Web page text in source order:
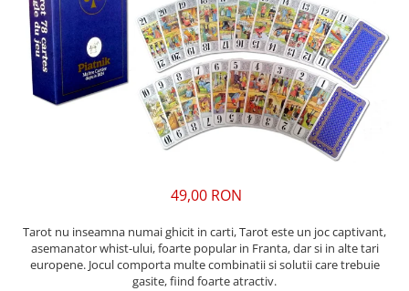
49,00 RON
Tarot nu inseamna numai ghicit in carti, Tarot este un joc captivant,
asemanator whist-ului, foarte popular in Franta, dar si in alte tari
europene. Jocul comporta multe combinatii si solutii care trebuie
gasite, fiind foarte atractiv.